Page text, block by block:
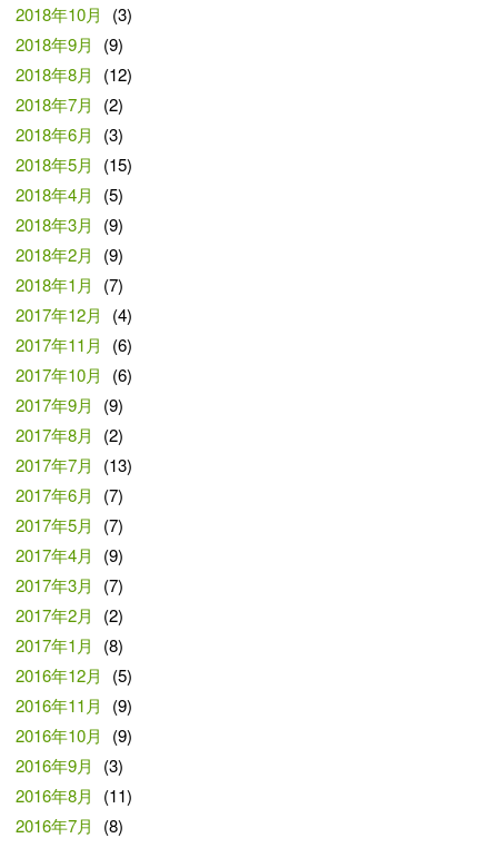
2018年10月
(3)
2018年9月
(9)
2018年8月
(12)
2018年7月
(2)
2018年6月
(3)
2018年5月
(15)
2018年4月
(5)
2018年3月
(9)
2018年2月
(9)
2018年1月
(7)
2017年12月
(4)
2017年11月
(6)
2017年10月
(6)
2017年9月
(9)
2017年8月
(2)
2017年7月
(13)
2017年6月
(7)
2017年5月
(7)
2017年4月
(9)
2017年3月
(7)
2017年2月
(2)
2017年1月
(8)
2016年12月
(5)
2016年11月
(9)
2016年10月
(9)
2016年9月
(3)
2016年8月
(11)
2016年7月
(8)